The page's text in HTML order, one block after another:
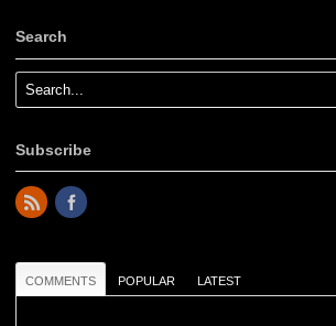
Search
Subscribe
COMMENTS POPULAR LATEST